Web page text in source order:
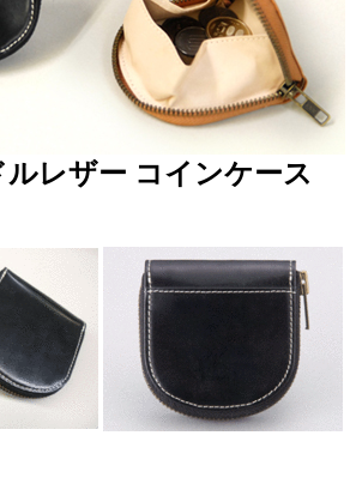
ルレザー コインケース